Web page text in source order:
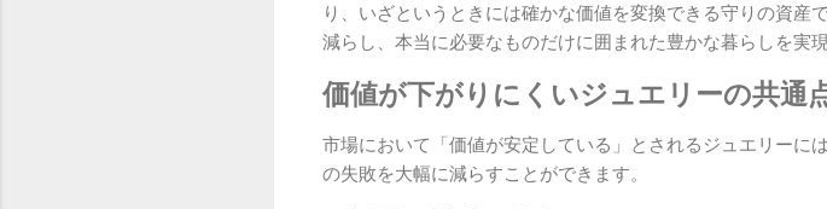
り、いざというときには確かな価値を変換できる守りの資
減らし、本当に必要なものだけに囲まれた豊かな暮らしを実
価値が下がりにくいジュエリーの共通
市場において「価値が安定している」とされるジュエリーに
の失敗を大幅に減らすことができます。